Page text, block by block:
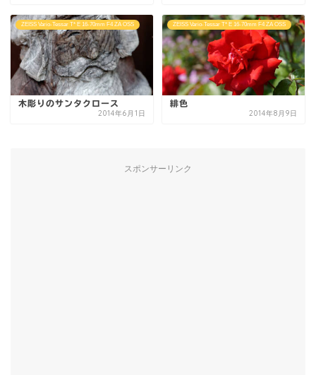
ZEISS Vario-Tessar T* E 16-70mm F4 ZA OSS
木彫りのサンタクロース
2014年6月1日
ZEISS Vario-Tessar T* E 16-70mm F4 ZA OSS
緋色
2014年8月9日
スポンサーリンク